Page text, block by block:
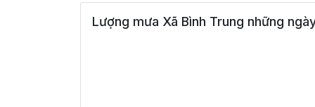
Lượng mưa Xã Bình Trung những